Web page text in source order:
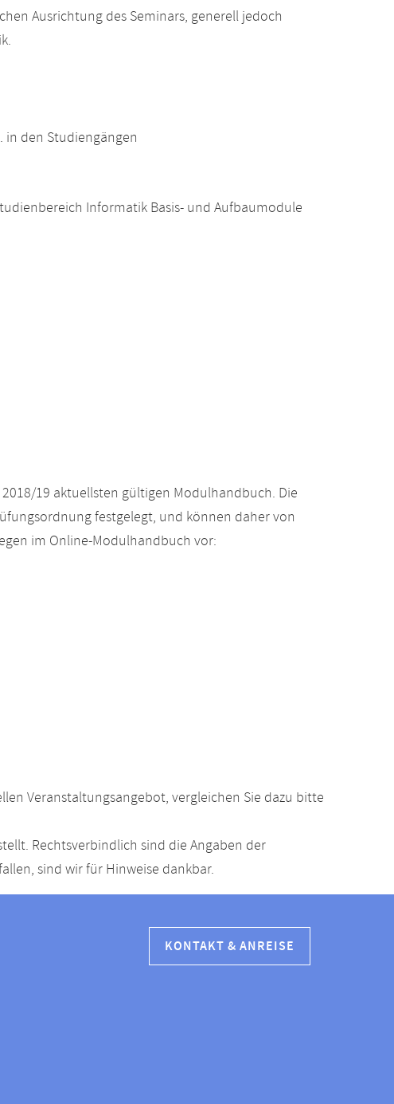
Ausrichtung des Seminars, generell jedoch
in den Studiengängen
Informatik Basis- und Aufbaumodule
19 aktuellsten gültigen Modulhandbuch. Die
festgelegt, und können daher von
im Online-Modulhandbuch vor:
Veranstaltungsangebot, vergleichen Sie dazu bitte
Rechtsverbindlich sind die Angaben der
sind wir für Hinweise dankbar.
KONTAKT & ANREISE